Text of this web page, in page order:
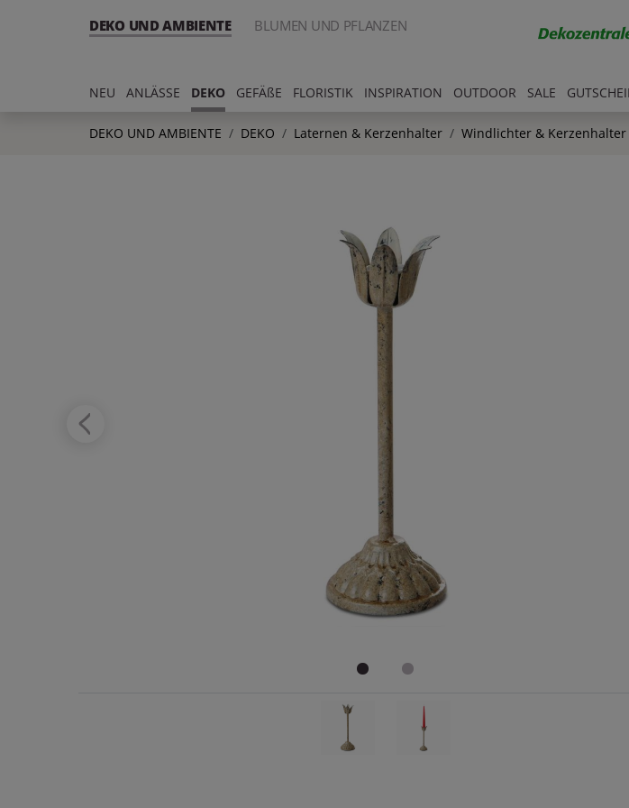
DEKO UND AMBIENTE BLUMEN UND PFLANZEN
NEU ANLÄSSE DEKO GEFÄßE FLORISTIK INSPIRATION OUTDOOR SALE
DEKO UND AMBIENTE DEKO Laternen & Kerzenhalter Windlichter & Kerzenhalter